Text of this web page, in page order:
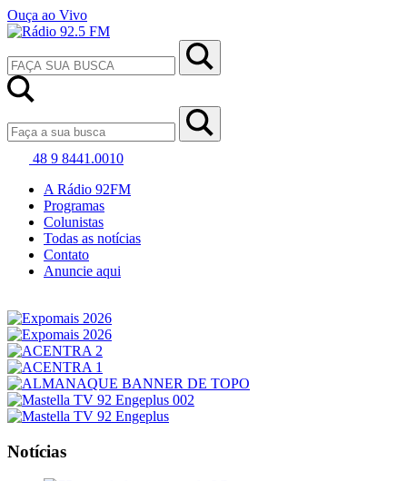
Ouça ao Vivo
48 9 8441.0010
A Rádio 92FM
Programas
Colunistas
Todas as notícias
Contato
Anuncie aqui
Notícias